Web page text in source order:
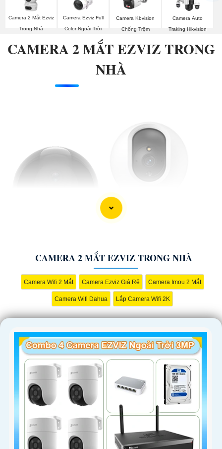
Camera 2 Mắt Ezviz
Trong Nhà
Camera Ezviz Full
Color Ngoài Trời
Camera Kbvision
Chống Trộm
Camera Auto
Traking Hikvision
CAMERA 2 MẮT EZVIZ TRONG
NHÀ
CAMERA 2 MẮT EZVIZ TRONG NHÀ
Camera Wifi 2 Mắt Camera Ezviz Giá Rẻ Camera Imou 2 Mắt
Camera Wifi Dahua Lắp Camera Wifi 2K